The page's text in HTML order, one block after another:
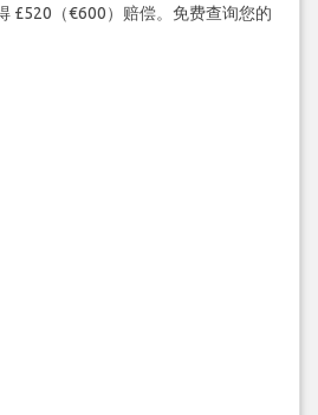
£520（€600）赔偿。免费查询您的